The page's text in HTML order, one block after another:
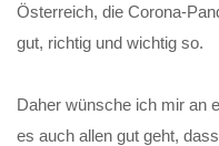
Österreich, die Corona-
gut, richtig und wichtig so.
Daher wünsche ich mir an
es auch allen gut geht,